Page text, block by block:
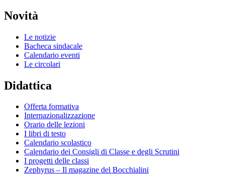
Novità
Le notizie
Bacheca sindacale
Calendario eventi
Le circolari
Didattica
Offerta formativa
Internazionalizzazione
Orario delle lezioni
I libri di testo
Calendario scolastico
Calendario dei Consigli di Classe e degli Scrutini
I progetti delle classi
Zephyrus – Il magazine del Bocchialini